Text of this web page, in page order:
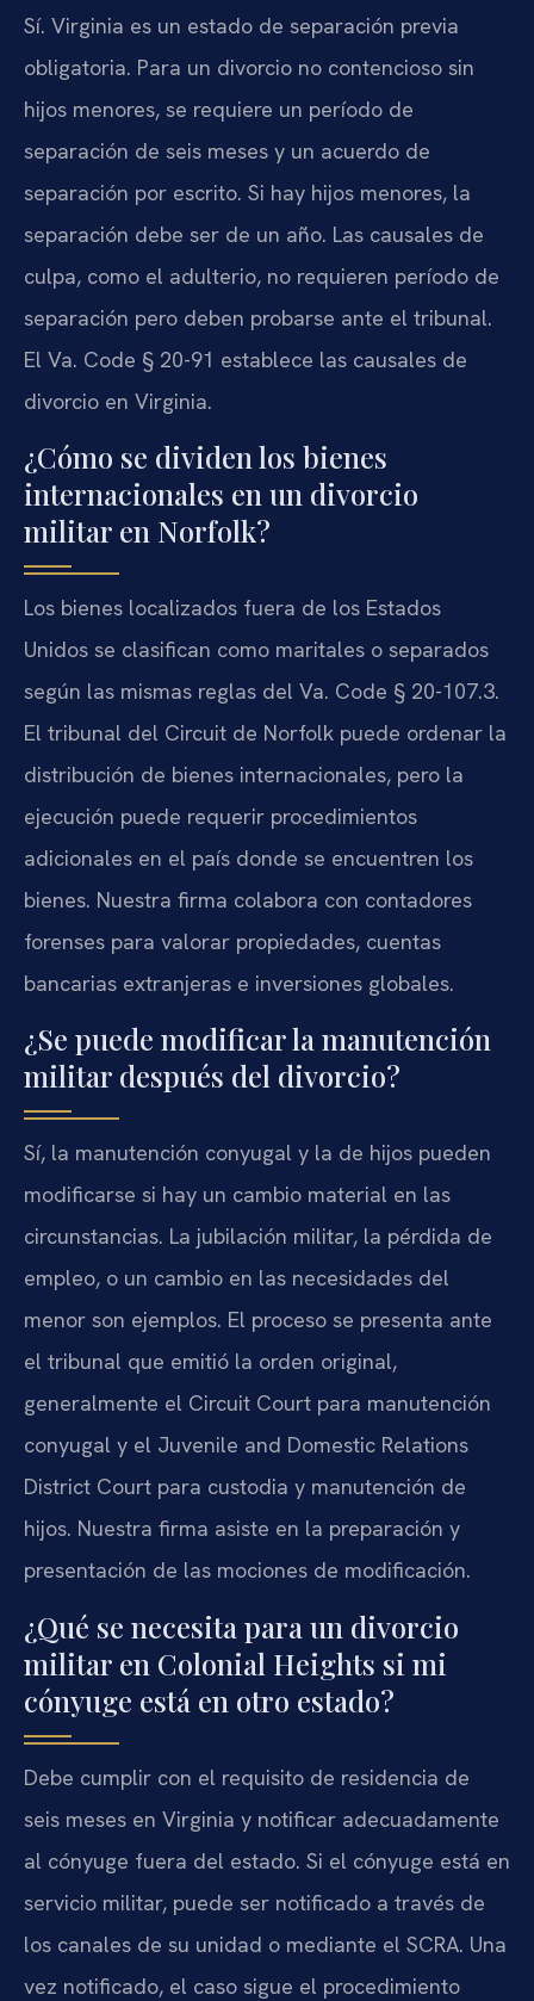
Sí. Virginia es un estado de separación previa
obligatoria. Para un divorcio no contencioso sin
hijos menores, se requiere un período de
separación de seis meses y un acuerdo de
separación por escrito. Si hay hijos menores, la
separación debe ser de un año. Las causales de
culpa, como el adulterio, no requieren período de
separación pero deben probarse ante el tribunal.
El Va. Code § 20-91 establece las causales de
divorcio en Virginia.
¿Cómo se dividen los bienes
internacionales en un divorcio
militar en Norfolk?
Los bienes localizados fuera de los Estados
Unidos se clasifican como maritales o separados
según las mismas reglas del Va. Code § 20-107.3.
El tribunal del Circuit de Norfolk puede ordenar la
distribución de bienes internacionales, pero la
ejecución puede requerir procedimientos
adicionales en el país donde se encuentren los
bienes. Nuestra firma colabora con contadores
forenses para valorar propiedades, cuentas
bancarias extranjeras e inversiones globales.
¿Se puede modificar la manutención
militar después del divorcio?
Sí, la manutención conyugal y la de hijos pueden
modificarse si hay un cambio material en las
circunstancias. La jubilación militar, la pérdida de
empleo, o un cambio en las necesidades del
menor son ejemplos. El proceso se presenta ante
el tribunal que emitió la orden original,
generalmente el Circuit Court para manutención
conyugal y el Juvenile and Domestic Relations
District Court para custodia y manutención de
hijos. Nuestra firma asiste en la preparación y
presentación de las mociones de modificación.
¿Qué se necesita para un divorcio
militar en Colonial Heights si mi
cónyuge está en otro estado?
Debe cumplir con el requisito de residencia de
seis meses en Virginia y notificar adecuadamente
al cónyuge fuera del estado. Si el cónyuge está en
servicio militar, puede ser notificado a través de
los canales de su unidad o mediante el SCRA. Una
vez notificado, el caso sigue el procedimiento